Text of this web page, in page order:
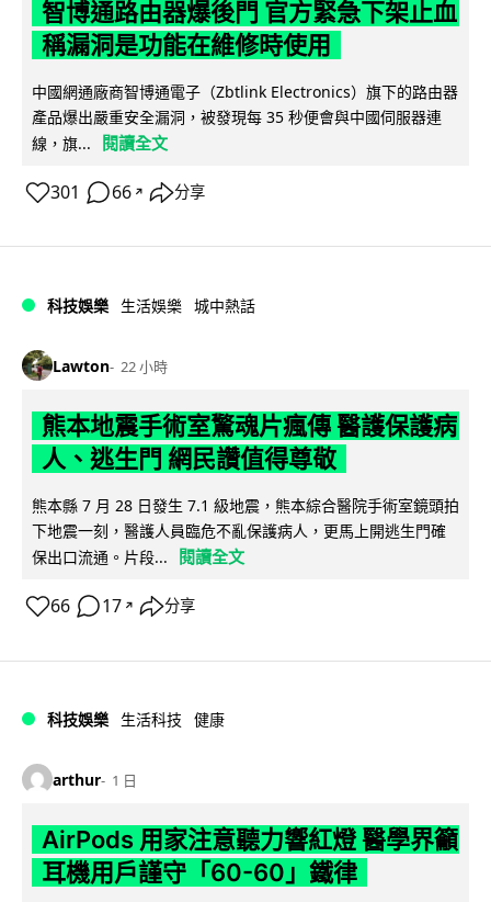
智博通路由器爆後門 官方緊急下架止血
稱漏洞是功能在維修時使用
中國網通廠商智博通電子（Zbtlink Electronics）旗下的路由器
產品爆出嚴重安全漏洞，被發現每 35 秒便會與中國伺服器連
線，旗...
閱讀全文
301 66 ↗ 分享
科技娛樂 生活娛樂 城中熱話
Lawton 22 小時
熊本地震手術室驚魂片瘋傳 醫護保護病
人、逃生門 網民讚值得尊敬
熊本縣 7 月 28 日發生 7.1 級地震，熊本綜合醫院手術室鏡頭拍
下地震一刻，醫護人員臨危不亂保護病人，更馬上開逃生門確
保出口流通。片段...
閱讀全文
66 17 ↗ 分享
科技娛樂 生活科技 健康
arthur 1 日
AirPods 用家注意聽力響紅燈 醫學界籲
耳機用戶謹守「60-60」鐵律